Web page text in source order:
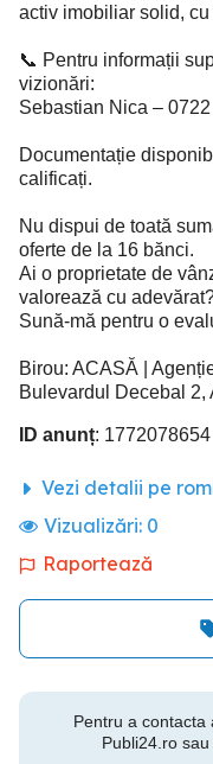
activ imobiliar solid,
📞 Pentru informații
vizionări:
Sebastian Nica –
Documentație
calificați.
Nu dispui de toată
oferte de la 16 bănci.
Ai o proprietate de
valorează cu
Sună-mă pentru o
Birou: ACASĂ |
Bulevardul Decebal 2,
ID anunț: 1772078654
Vezi detalii pe
Vizualizări: 0
Raportează
Pentru a contacta
Publi24.ro